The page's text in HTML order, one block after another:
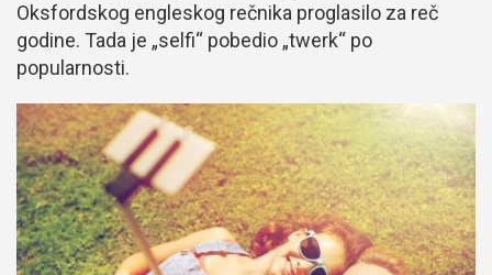
Oksfordskog engleskog rečnika proglasilo za reč
godine. Tada je „selfi“ pobedio „twerk“ po
popularnosti.